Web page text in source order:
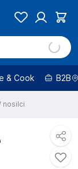
& Cook B2B
nosilci